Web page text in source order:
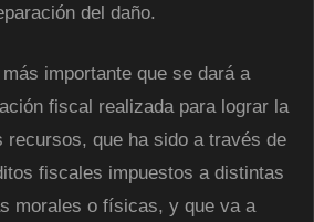
del daño.
importante que se dará a
fiscal realizada para lograr la
recursos, que ha sido a través de
fiscales impuestos a distintas
morales o físicas, y que va a